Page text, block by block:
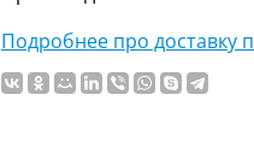
Подробнее про доставку